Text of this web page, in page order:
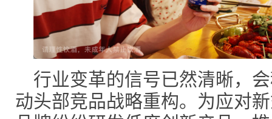
行业变革的信号已然清晰，
动头部竞品战略重构。为应对